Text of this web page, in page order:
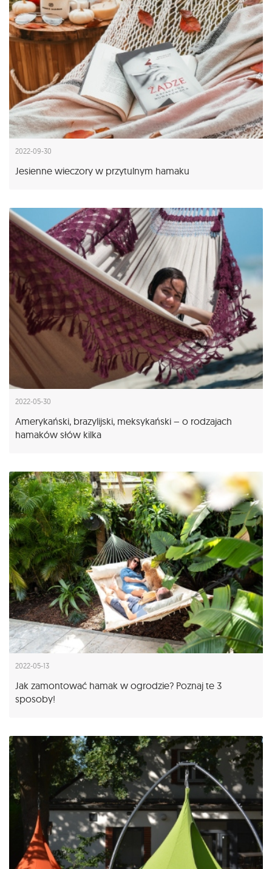
2022-09-30
Jesienne wieczory w przytulnym hamaku
2022-05-30
Amerykański, brazylijski, meksykański – o rodzajach
hamaków słów kilka
2022-05-13
Jak zamontować hamak w ogrodzie? Poznaj te 3
sposoby!